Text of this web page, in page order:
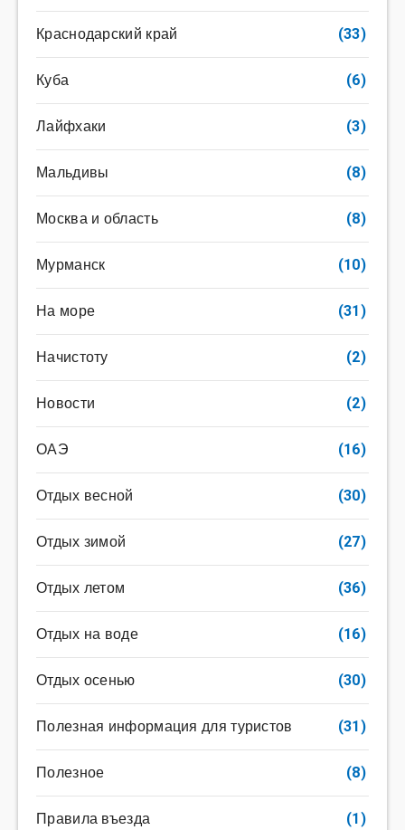
Краснодарский край (33)
Куба (6)
Лайфхаки (3)
Мальдивы (8)
Москва и область (8)
Мурманск (10)
На море (31)
Начистоту (2)
Новости (2)
ОАЭ (16)
Отдых весной (30)
Отдых зимой (27)
Отдых летом (36)
Отдых на воде (16)
Отдых осенью (30)
Полезная информация для туристов (31)
Полезное (8)
Правила въезда (1)